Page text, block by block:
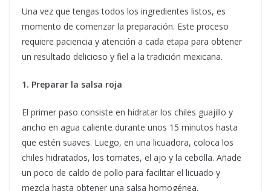
Una vez que tengas todos los ingredientes listos, es
momento de comenzar la preparación. Este proceso
requiere paciencia y atención a cada etapa para obtener
un resultado delicioso y fiel a la tradición mexicana.
1. Preparar la salsa roja
El primer paso consiste en hidratar los chiles guajillo y
ancho en agua caliente durante unos 15 minutos hasta
que estén suaves. Luego, en una licuadora, coloca los
chiles hidratados, los tomates, el ajo y la cebolla. Añade
un poco de caldo de pollo para facilitar el licuado y
mezcla hasta obtener una salsa homogénea.